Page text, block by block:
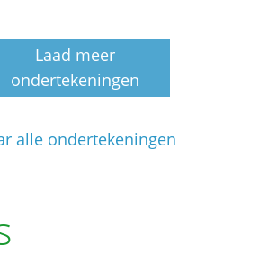
Laad meer
ondertekeningen
alle ondertekeningen